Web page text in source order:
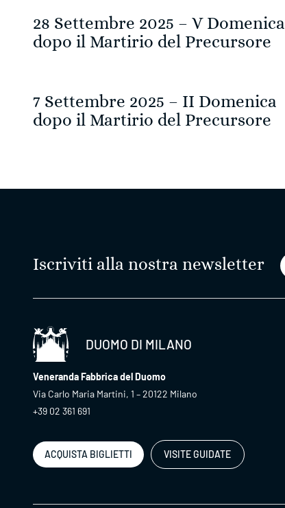
28 Settembre 2025 – V Domenica
dopo il Martirio del Precursore
7 Settembre 2025 – II Domenica
dopo il Martirio del Precursore
articoli
Iscriviti alla nostra newsletter
DUOMO DI MILANO
Veneranda Fabbrica del Duomo
Via Carlo Maria Martini, 1 – 20122 Milano
+39 02 361 691
ACQUISTA BIGLIETTI VISITE GUIDATE